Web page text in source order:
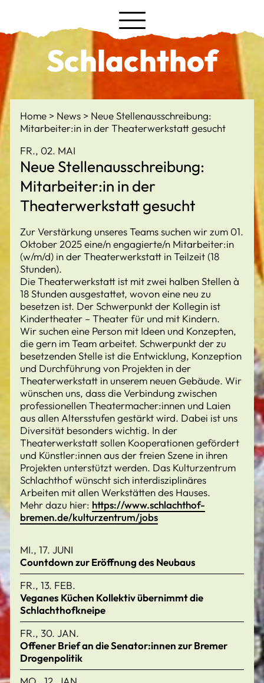
Schlachthof
Home News
Neue Stellenausschreibung:
Mitarbeiter:in in der Theaterwerkstatt gesucht
FR., 02. MAI
Neue Stellenausschreibung:
Mitarbeiter:in in der
Theaterwerkstatt gesucht
Zur Verstärkung unseres Teams suchen wir zum 01.
Oktober 2025 eine/n engagierte/n Mitarbeiter:in
(w/m/d) in der Theaterwerkstatt in Teilzeit (18
Stunden).
Die Theaterwerkstatt ist mit zwei halben Stellen à
18 Stunden ausgestattet, wovon eine neu zu
besetzen ist. Der Schwerpunkt der Kollegin ist
Kindertheater – Theater für und mit Kindern.
Wir suchen eine Person mit Ideen und Konzepten,
die gern im Team arbeitet. Schwerpunkt der zu
besetzenden Stelle ist die Entwicklung, Konzeption
und Durchführung von Projekten in der
Theaterwerkstatt in unserem neuen Gebäude. Wir
wünschen uns, dass die Verbindung zwischen
professionellen Theatermacher:innen und Laien
aus allen Altersstufen gestärkt wird. Dabei ist uns
Diversität besonders wichtig. In der
Theaterwerkstatt sollen Kooperationen gefördert
und Künstler:innen aus der freien Szene in ihren
Projekten unterstützt werden. Das Kulturzentrum
Schlachthof wünscht sich interdisziplinäres
Arbeiten mit allen Werkstätten des Hauses.
Mehr dazu hier: https://www.schlachthof-
bremen.de/kulturzentrum/jobs
MI., 17. JUNI
Countdown zur Eröffnung des Neubaus
FR., 13. FEB.
Veganes Küchen Kollektiv übernimmt die
Schlachthofkneipe
FR., 30. JAN.
Offener Brief an die Senator:innen zur Bremer
Drogenpolitik